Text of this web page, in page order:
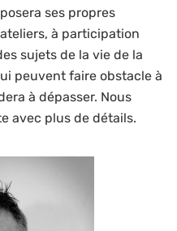
ses propres
à participation
sujets de la vie de la
peuvent faire obstacle à
à dépasser. Nous
avec plus de détails.